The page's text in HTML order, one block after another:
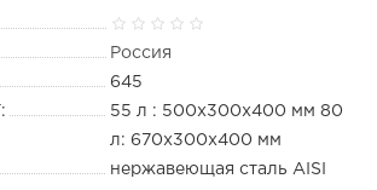
Россия
645
55 л : 500х300х400 мм 80
л: 670х300х400 мм
нержавеющая сталь AISI